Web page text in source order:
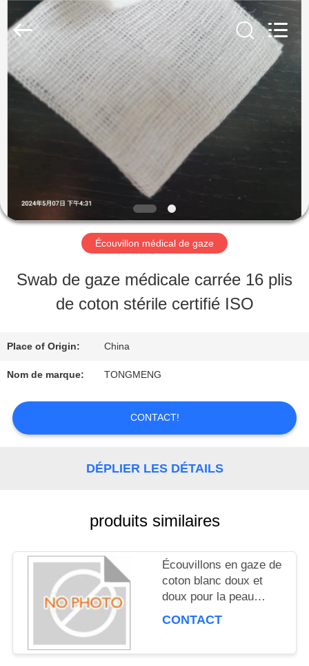
MAISON
PRODUITS
SUJET
VISITE
D'USINE
CONTRÔLE
DE
DEMANDEZ
CITATION
Tianhong
Medical
Device
Co.,Ltd.
Rights
Reserved.
Developed
Écouvillon médical de gaze
Swab de gaze médicale carrée 16 plis
de coton stérile certifié ISO
Place of Origin: China
Nom de marque: TONGMENG
CONTACT!
DÉPLIER LES DÉTAILS
produits similaires
Écouvillons en gaze de
coton blanc doux et
doux pour la peau
sensible
CONTACT